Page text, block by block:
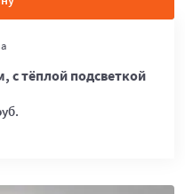
с тёплой подсветкой